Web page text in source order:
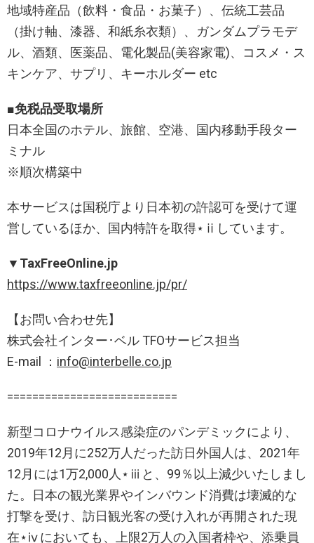
地域特産品（飲料・食品・お菓子）、伝統工芸品
（掛け軸、漆器、和紙糸衣類）、ガンダムプラモデ
ル、酒類、医薬品、電化製品(美容家電)、コスメ・ス
キンケア、サプリ、キーホルダー etc
■免税品受取場所
日本全国のホテル、旅館、空港、国内移動手段ター
ミナル
※順次構築中
本サービスは国税庁より日本初の許認可を受けて運
営しているほか、国内特許を取得⋆ⅱしています。
▼TaxFreeOnline.jp
https://www.taxfreeonline.jp/pr/
【お問い合わせ先】
株式会社インター･ベル TFOサービス担当
E-mail ： info@interbelle.co.jp
===========================
新型コロナウイルス感染症のパンデミックにより、
2019年12月に252万人だった訪日外国人は、2021年
12月には1万2,000人⋆ⅲと、99％以上減少いたしまし
た。日本の観光業界やインバウンド消費は壊滅的な
打撃を受け、訪日観光客の受け入れが再開された現
在⋆ⅳにおいても、上限2万人の入国者枠や、添乗員